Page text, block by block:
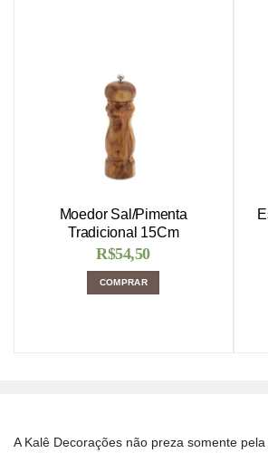
Moedor Sal/Pimenta
Tradicional 15Cm
R$54,50
COMPRAR
A Kalê Decorações não preza somente pela